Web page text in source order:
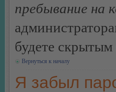
пребывание на
будете скрытым
Вернуться к началу
Я забыл